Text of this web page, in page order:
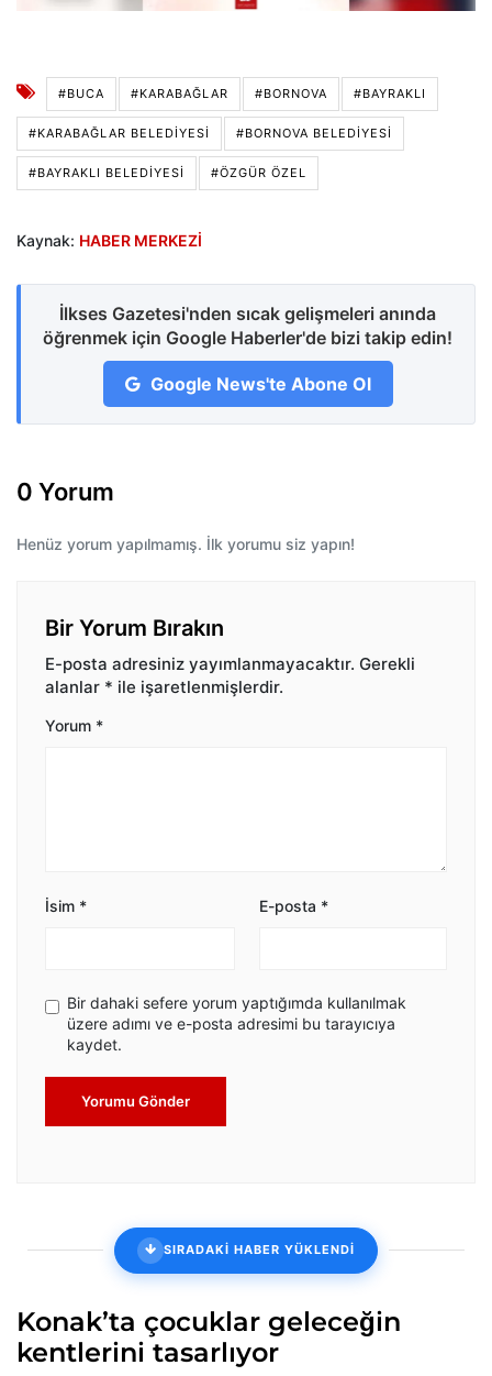
#BUCA #KARABAĞLAR #BORNOVA #BAYRAKLI
#KARABAĞLAR BELEDIYESI #BORNOVA BELEDIYESI
#BAYRAKLI BELEDIYESI #ÖZGÜR ÖZEL
Kaynak: HABER MERKEZİ
İlkses Gazetesi'nden sıcak gelişmeleri anında
öğrenmek için Google Haberler'de bizi takip edin!
Google News'te Abone Ol
0 Yorum
Henüz yorum yapılmamış. İlk yorumu siz yapın!
Bir Yorum Bırakın
E-posta adresiniz yayımlanmayacaktır. Gerekli
alanlar * ile işaretlenmişlerdir.
Yorum *
İsim * E-posta *
Bir dahaki sefere yorum yaptığımda kullanılmak
üzere adımı ve e-posta adresimi bu tarayıcıya
kaydet.
Yorumu Gönder
SIRADAKİ HABER YÜKLENDİ
Konak’ta çocuklar geleceğin
kentlerini tasarlıyor